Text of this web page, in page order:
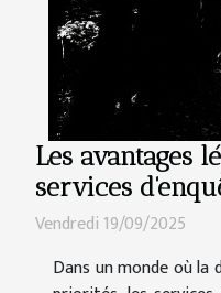
Les avantages
services
Vendredi 19/09/2025
Dans un monde où